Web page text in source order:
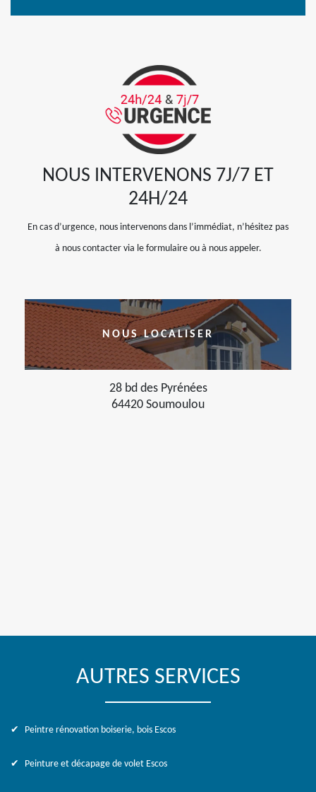
NOUS INTERVENONS 7J/7 ET
24H/24
En cas d’urgence, nous intervenons dans l’immédiat, n’hésitez pas
à nous contacter via le formulaire ou à nous appeler.
NOUS LOCALISER
28 bd des Pyrénées
64420 Soumoulou
AUTRES SERVICES
Peintre rénovation boiserie, bois Escos
Peinture et décapage de volet Escos